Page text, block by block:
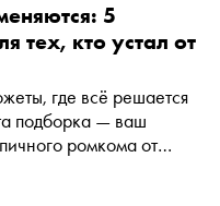
5
тех, кто устал от
где всё решается
подборка — ваш
ромкома от
шаблоны жанра и не